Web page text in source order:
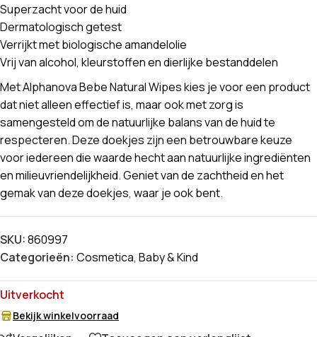
Superzacht voor de huid
Dermatologisch getest
Verrijkt met biologische amandelolie
Vrij van alcohol, kleurstoffen en dierlijke bestanddelen
Met Alphanova Bebe Natural Wipes kies je voor een product
dat niet alleen effectief is, maar ook met zorg is
samengesteld om de natuurlijke balans van de huid te
respecteren. Deze doekjes zijn een betrouwbare keuze
voor iedereen die waarde hecht aan natuurlijke ingrediënten
en milieuvriendelijkheid. Geniet van de zachtheid en het
gemak van deze doekjes, waar je ook bent.
SKU:860997
Categorieën: Cosmetica, Baby & Kind
Uitverkocht
Bekijk winkelvoorraad